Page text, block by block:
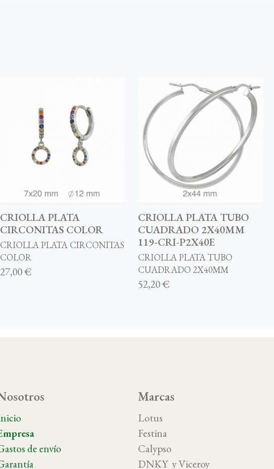
CRIOLLA PLATA
CIRCONITAS COLOR
CRIOLLA PLATA CIRCONITAS
COLOR
27,00 €
CRIOLLA PLATA TUBO
CUADRADO 2X40MM
119-CRI-P2X40E
CRIOLLA PLATA TUBO
CUADRADO 2X40MM
52,20 €
de envío
Marcas
Lotus
Festina
Calypso
DNKY y Viceroy